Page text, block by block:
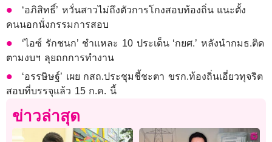
‘อภิสิทธิ์’ หวั่นสาวไม่ถึงตัวการโกงสอบท้องถิ่น แนะตั้ง
คนนอกนั่งกรรมการสอบ
‘ไอซ์ รักชนก’ ชำแหละ 10 ประเด็น ‘กยศ.’ หลังนำกมธ.ติด
ตามงบฯ ลุยถกการทำงาน
‘อรรษิษฐ์’ เผย กสถ.ประชุมชี้ชะตา ขรก.ท้องถิ่นเอี่ยวทุจริต
สอบที่บรรจุแล้ว 15 ก.ค. นี้
ข่าวล่าสุด